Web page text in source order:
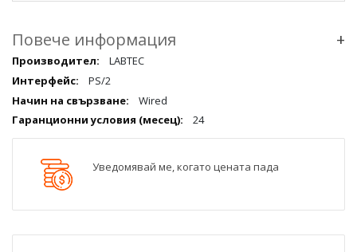
Повече информация +
Повече
информация
LABTEC
PS/2
Wired
24
Уведомявай ме, когато цената пада